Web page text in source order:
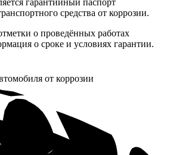
средства от коррозии.
о проведённых работах
о сроке и условиях гарантии.
от коррозии